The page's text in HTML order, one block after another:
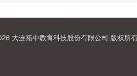
大连拓中教育科技股份有限公司 版权所